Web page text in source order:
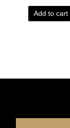
Add to cart